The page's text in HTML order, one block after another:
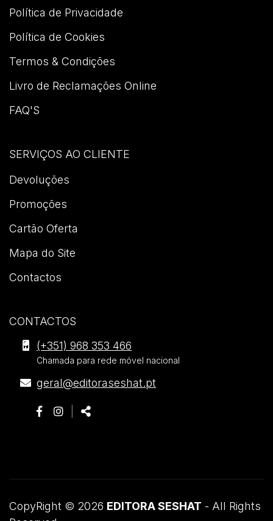
Política de Privacidade
Política de Cookies
Termos & Condições
Livro de Reclamações Online
FAQ'S
SERVIÇOS AO CLIENTE
Devoluções
Promoções
Cartão Oferta
Mapa do Site
Contactos
CONTACTOS
Editora
Seshat
.
(+351) 968 353 466
Chamada para rede móvel nacional
E-
geral@editoraseshat.pt
Siga-
PáginaPáginaPartilhar
CopyRight © 2026 EDITORA SESHAT - All Rights